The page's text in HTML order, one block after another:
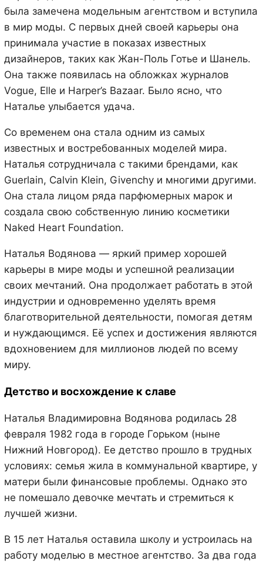
была замечена модельным агентством и вступила
в мир моды. С первых дней своей карьеры она
принимала участие в показах известных
дизайнеров, таких как Жан-Поль Готье и Шанель.
Она также появилась на обложках журналов
Vogue, Elle и Harper’s Bazaar. Было ясно, что
Наталье улыбается удача.
Со временем она стала одним из самых
известных и востребованных моделей мира.
Наталья сотрудничала с такими брендами, как
Guerlain, Calvin Klein, Givenchy и многими другими.
Она стала лицом ряда парфюмерных марок и
создала свою собственную линию косметики
Naked Heart Foundation.
Наталья Водянова — яркий пример хорошей
карьеры в мире моды и успешной реализации
своих мечтаний. Она продолжает работать в этой
индустрии и одновременно уделять время
благотворительной деятельности, помогая детям
и нуждающимся. Её успех и достижения являются
вдохновением для миллионов людей по всему
миру.
Детство и восхождение к славе
Наталья Владимировна Водянова родилась 28
февраля 1982 года в городе Горьком (ныне
Нижний Новгород). Ее детство прошло в трудных
условиях: семья жила в коммунальной квартире, у
матери были финансовые проблемы. Однако это
не помешало девочке мечтать и стремиться к
лучшей жизни.
В 15 лет Наталья оставила школу и устроилась на
работу моделью в местное агентство. За два года